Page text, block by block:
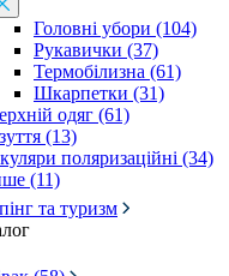
Головні убори (104)
Рукавички (37)
Термобілизна (61)
Шкарпетки (31)
одяг (61)
(13)
поляризаційні (34)
(11)
та туризм